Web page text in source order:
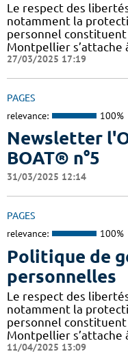
Le respect des
notamment la
personnel constituent
Montpellier s’attache
27/03/2025 17:19
PAGES
relevance: 100%
Newsletter
BOAT® n°5
31/03/2025 12:14
PAGES
relevance: 100%
Politique de
personnelles
Le respect des
notamment la
personnel constituent
Montpellier s’attache
11/04/2025 13:09